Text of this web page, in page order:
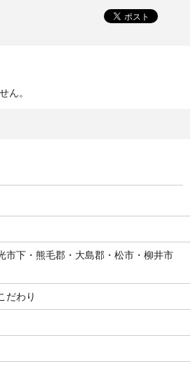
ん。
市下・熊毛郡・大島郡・松市・柳井市
だわり